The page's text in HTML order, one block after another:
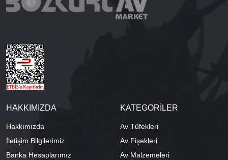
HAKKIMIZDA
Hakkımızda
İletişim Bilgilerimiz
Banka Hesaplarımız
KATEGORİLER
Av Tüfekleri
Av Fişekleri
Av Malzemeleri